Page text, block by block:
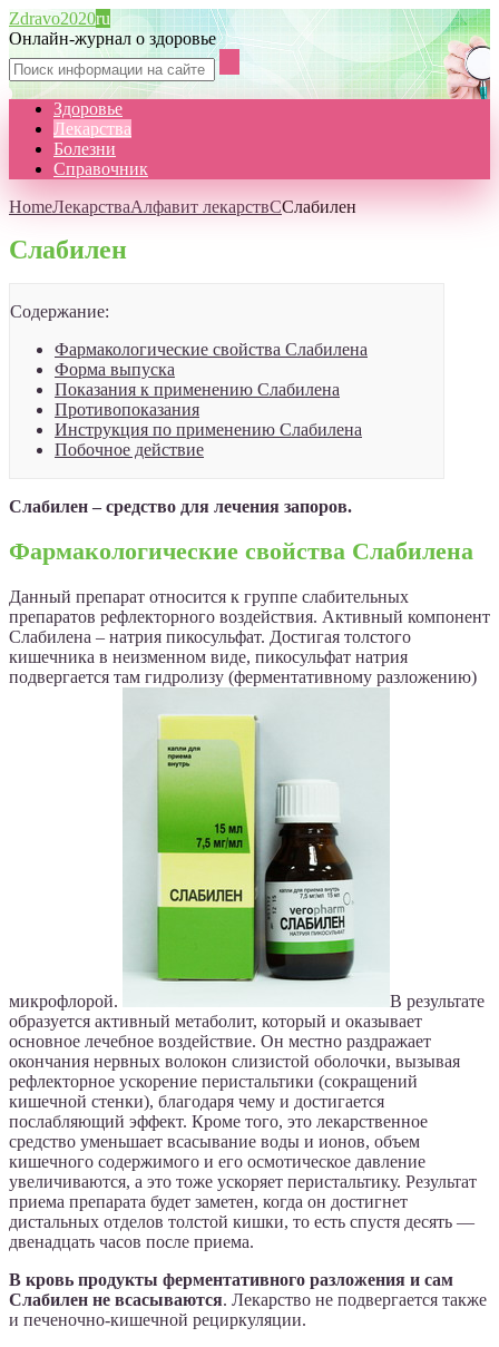
Zdravo2020ru
Онлайн-журнал о здоровье
Здоровье
Лекарства
Болезни
Справочник
HomeЛекарстваАлфавит лекарствССлабилен
Слабилен
Содержание:
Фармакологические свойства Слабилена
Форма выпуска
Показания к применению Слабилена
Противопоказания
Инструкция по применению Слабилена
Побочное действие
Слабилен – средство для лечения запоров.
Фармакологические свойства Слабилена
Данный препарат относится к группе слабительных
препаратов рефлекторного воздействия. Активный компонент
Слабилена – натрия пикосульфат. Достигая толстого
кишечника в неизменном виде, пикосульфат натрия
подвергается там гидролизу (ферментативному разложению)
микрофлорой.
В результате
образуется активный метаболит, который и оказывает
основное лечебное воздействие. Он местно раздражает
окончания нервных волокон слизистой оболочки, вызывая
рефлекторное ускорение перистальтики (сокращений
кишечной стенки), благодаря чему и достигается
послабляющий эффект. Кроме того, это лекарственное
средство уменьшает всасывание воды и ионов, объем
кишечного содержимого и его осмотическое давление
увеличиваются, а это тоже ускоряет перистальтику. Результат
приема препарата будет заметен, когда он достигнет
дистальных отделов толстой кишки, то есть спустя десять —
двенадцать часов после приема.
В кровь продукты ферментативного разложения и сам
Слабилен не всасываются. Лекарство не подвергается также
и печеночно-кишечной рециркуляции.